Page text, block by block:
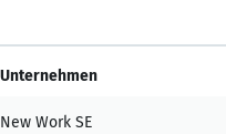
Unternehmen
New Work SE